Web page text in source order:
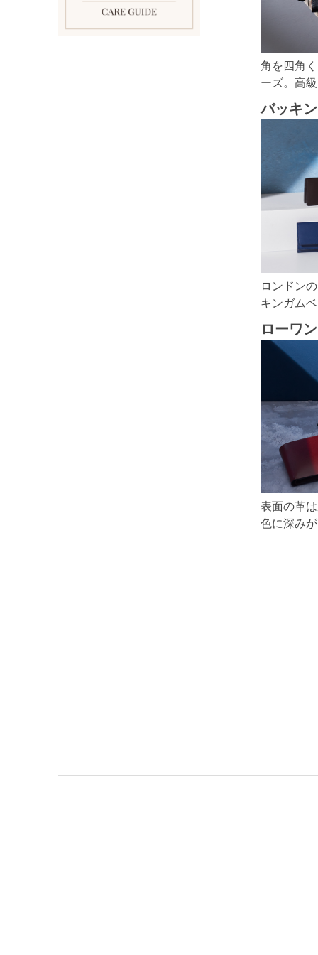
角を四角
ーズ。高
バッキ
ロンドン
キンガム
ローワン
表面の革
色に深み